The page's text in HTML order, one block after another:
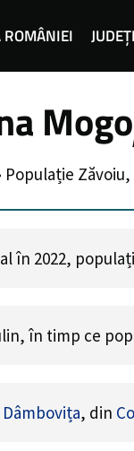
ROMÂNIEI
Populație
în 2022,
în timp ce
, din